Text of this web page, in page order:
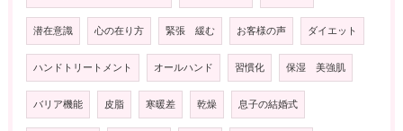
潜在意識 心の在り方 緊張 緩む お客様の声 ダイエット
ハンドトリートメント オールハンド 習慣化 保湿 美強肌
バリア機能 皮脂 寒暖差 乾燥 息子の結婚式